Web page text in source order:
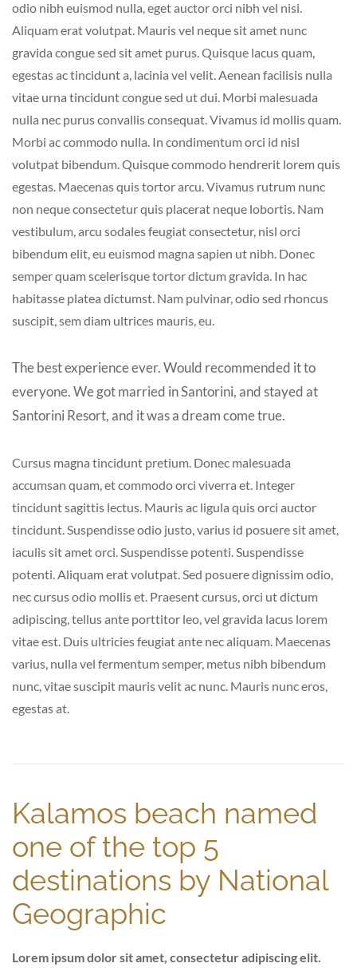
odio nibh euismod nulla, eget auctor orci nibh vel nisi.
Aliquam erat volutpat. Mauris vel neque sit amet nunc
gravida congue sed sit amet purus. Quisque lacus quam,
egestas ac tincidunt a, lacinia vel velit. Aenean facilisis nulla
vitae urna tincidunt congue sed ut dui. Morbi malesuada
nulla nec purus convallis consequat. Vivamus id mollis quam.
Morbi ac commodo nulla. In condimentum orci id nisl
volutpat bibendum. Quisque commodo hendrerit lorem quis
egestas. Maecenas quis tortor arcu. Vivamus rutrum nunc
non neque consectetur quis placerat neque lobortis. Nam
vestibulum, arcu sodales feugiat consectetur, nisl orci
bibendum elit, eu euismod magna sapien ut nibh. Donec
semper quam scelerisque tortor dictum gravida. In hac
habitasse platea dictumst. Nam pulvinar, odio sed rhoncus
suscipit, sem diam ultrices mauris, eu.
The best experience ever. Would recommended it to
everyone. We got married in Santorini, and stayed at
Santorini Resort, and it was a dream come true.
Cursus magna tincidunt pretium. Donec malesuada
accumsan quam, et commodo orci viverra et. Integer
tincidunt sagittis lectus. Mauris ac ligula quis orci auctor
tincidunt. Suspendisse odio justo, varius id posuere sit amet,
iaculis sit amet orci. Suspendisse potenti. Suspendisse
potenti. Aliquam erat volutpat. Sed posuere dignissim odio,
nec cursus odio mollis et. Praesent cursus, orci ut dictum
adipiscing, tellus ante porttitor leo, vel gravida lacus lorem
vitae est. Duis ultricies feugiat ante nec aliquam. Maecenas
varius, nulla vel fermentum semper, metus nibh bibendum
nunc, vitae suscipit mauris velit ac nunc. Mauris nunc eros,
egestas at.
Kalamos beach named
one of the top 5
destinations by National
Geographic
Lorem ipsum dolor sit amet, consectetur adipiscing elit.